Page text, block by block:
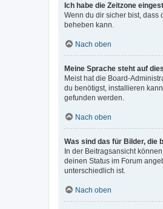
Ich habe die Zeitzone
Wenn du dir sicher bist, dass
beheben kann.
Nach oben
Meine Sprache steht auf
Meist hat die Board-
du benötigst, installieren
gefunden werden.
Nach oben
Was sind das für Bilder, die
In der Beitragsansicht
deinen Status im Forum
unterschiedlich ist.
Nach oben